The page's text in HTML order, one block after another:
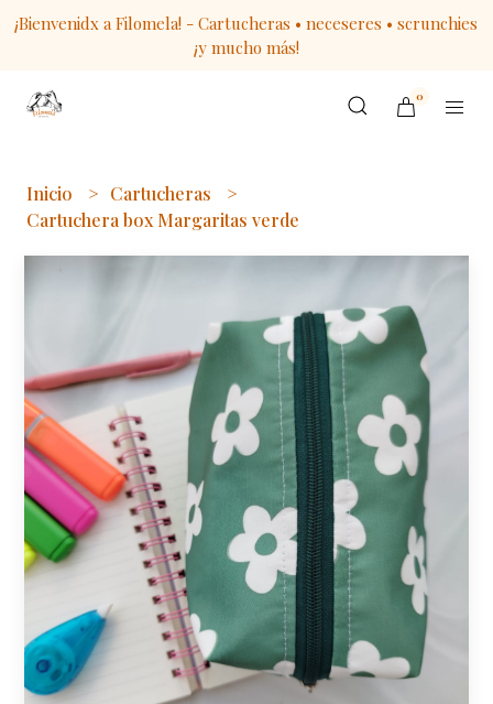
¡Bienvenidx a Filomela! - Cartucheras • neceseres • scrunchies
¡y mucho más!
0
Inicio
Cartucheras
Cartuchera box Margaritas verde